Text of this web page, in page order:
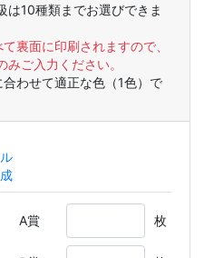
は10種類までお選びできま
裏面に印刷されますので、
ご入力ください。
わせて適正な色（1色）で
A賞 枚